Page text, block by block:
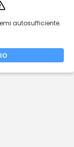
autosufficiente.